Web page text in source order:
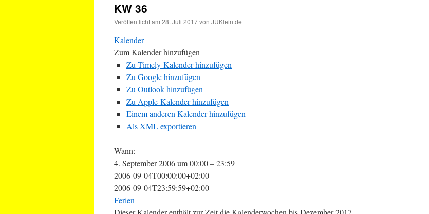
KW 36
Veröffentlicht am 28. Juli 2017von JUKlein.de
Kalender
Zum Kalender hinzufügen
Zu Timely-Kalender hinzufügen
Zu Google hinzufügen
Zu Outlook hinzufügen
Zu Apple-Kalender hinzufügen
Einem anderen Kalender hinzufügen
Als XML exportieren
Wann:
4. September 2006 um 00:00 – 23:59
2006-09-04T00:00:00+02:00
2006-09-04T23:59:59+02:00
Ferien